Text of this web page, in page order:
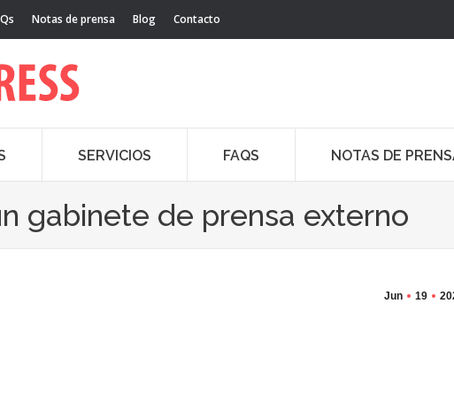
Notas de prensa Blog Contacto
SERVICIOS FAQS NOTAS DE
gabinete de prensa externo
Jun 19